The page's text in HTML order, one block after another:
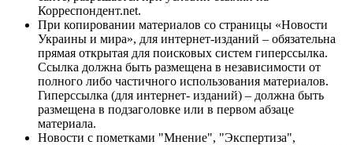
Корреспондент.net.
При копировании материалов со страницы «Новости
Украины и мира», для интернет-изданий – обязательна
прямая открытая для поисковых систем гиперссылка.
Ссылка должна быть размещена в независимости от
полного либо частичного использования материалов.
Гиперссылка (для интернет- изданий) – должна быть
размещена в подзаголовке или в первом абзаце
материала.
Новости с пометками "Мнение", "Экспертиза",